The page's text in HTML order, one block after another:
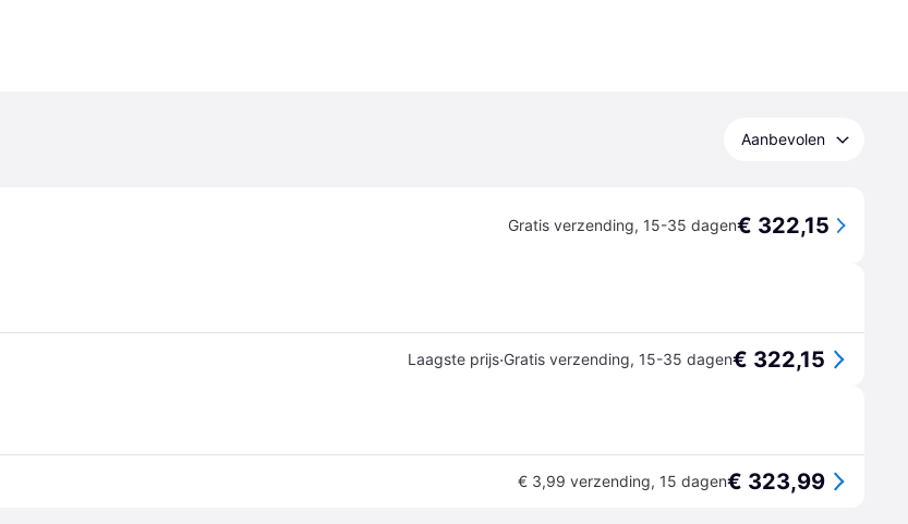
Aanbevolen
Gratis verzending, 15-35 dagen€ 322,15
Laagste prijs·Gratis verzending, 15-35 dagen€ 322,15
€ 3,99 verzending, 15 dagen€ 323,99